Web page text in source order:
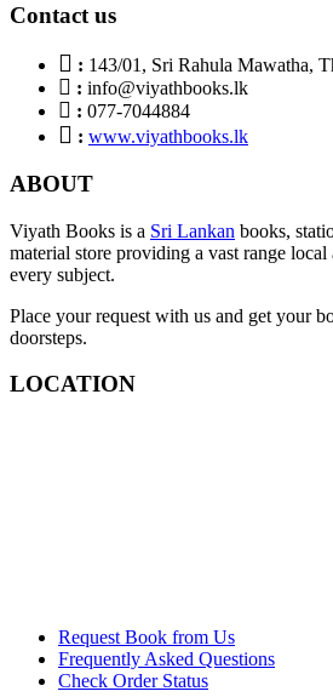
Contact us
: 143/01, Sri Rahula Mawatha,
: info@viyathbooks.lk
: 077-7044884
: www.viyathbooks.lk
ABOUT
Viyath Books is a Sri Lankan books,
material store providing a vast range
every subject.
Place your request with us and get your
doorsteps.
LOCATION
Request Book from Us
Frequently Asked Questions
Check Order Status